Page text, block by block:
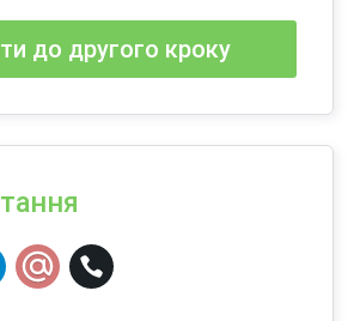
до другого кроку